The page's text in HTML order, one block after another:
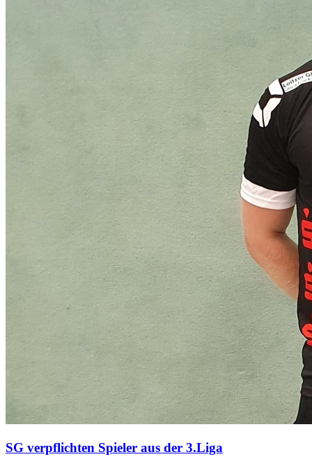
SG verpflichten Spieler aus der 3.Liga